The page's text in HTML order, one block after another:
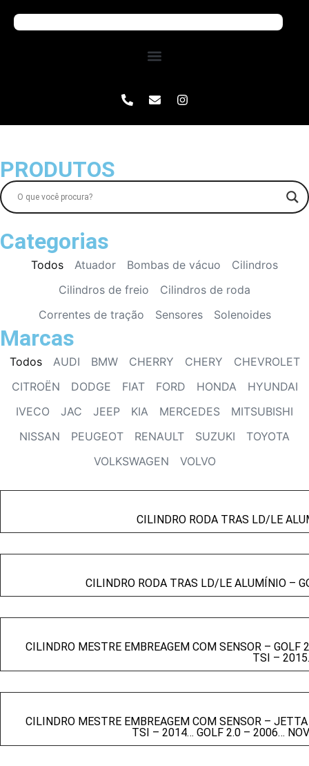
PRODUTOS
Categorias
Atuador Bombas de vácuo
Cilindros
Cilindros de freio
Cilindros de roda
Correntes de tração
Sensores Solenoides
Todos
Marcas
AUDI BMW CHERRY CHERY
CHEVROLET
CITROËN
DODGE FIAT FORD HONDA
HYUNDAI
IVECO
JAC JEEP KIA MERCEDES
MITSUBISHI
NISSAN
PEUGEOT RENAULT SUZUKI
TOYOTA
VOLKSWAGEN
VOLVO
Todos
CILINDRO RODA TRAS LD/LE
CILINDRO RODA TRAS LD/LE ALUMÍNIO –
CILINDRO MESTRE EMBREAGEM COM SENSOR –
TSI –
CILINDRO MESTRE EMBREAGEM COM SENSOR –
TSI – 2014… GOLF 2.0 – 2006…